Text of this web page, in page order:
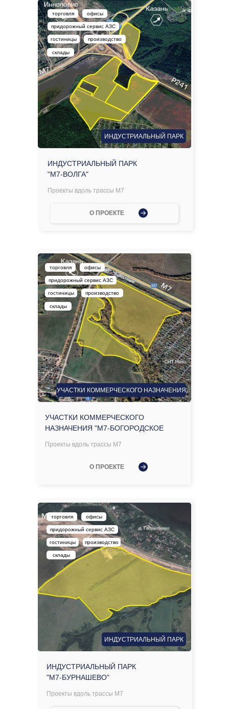
О ПРОЕКТЕ
Проекты вдоль трассы М7
ИНДУСТРИАЛЬНЫЙ ПАРК
"М7-ВОЛГА"
ИНДУСТРИАЛЬНЫЙ ПАРК
офисы
торговля
склады
гостиницы
придорожный сервис АЗС
производство
Проекты вдоль трассы М7
ИНДУСТРИАЛЬНЫЙ ПАРК
"М7-БУРНАШЕВО"
ИНДУСТРИАЛЬНЫЙ ПАРК
офисы
торговля
склады
гостиницы
придорожный сервис АЗС
производство
О ПРОЕКТЕ
Проекты вдоль трассы М7
УЧАСТКИ КОММЕРЧЕСКОГО
НАЗНАЧЕНИЯ "М7-БОГОРОДСКОЕ
УЧАСТКИ КОММЕРЧЕСКОГО НАЗНАЧЕНИЯ
офисы
торговля
склады
гостиницы
придорожный сервис АЗС
производство